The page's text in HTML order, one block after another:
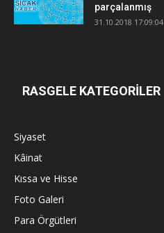
parçalanmış
31.10.2018 17:09:04
RASGELE KATEGORİLER
Siyaset
Kâinat
Kıssa ve Hisse
Foto Galeri
Para Örgütleri